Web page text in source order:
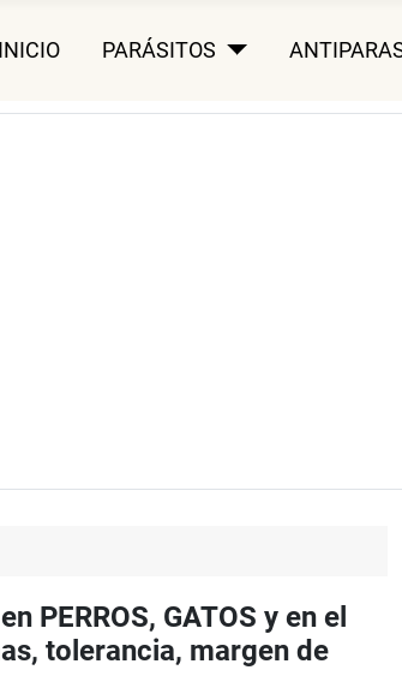
INICIO PARÁSITOS
PERROS, GATOS y en el
tolerancia, margen de